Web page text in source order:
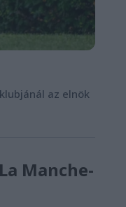
az elnök
Manche-